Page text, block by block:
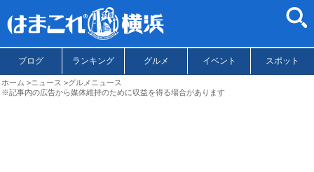
ブログ ランキング グルメ イベント スポット
ホーム ニュース
グルメニュース
※記事内の広告から媒体維持のために収益を得る場合があります